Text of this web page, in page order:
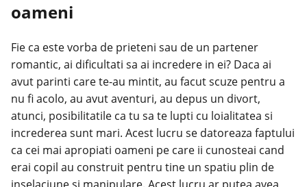
oameni
Fie ca este vorba de prieteni sau de un partener
romantic, ai dificultati sa ai incredere in ei? Daca ai
avut parinti care te-au mintit, au facut scuze pentru a
nu fi acolo, au avut aventuri, au depus un divort,
atunci, posibilitatile ca tu sa te lupti cu loialitatea si
increderea sunt mari. Acest lucru se datoreaza faptului
ca cei mai apropiati oameni pe care ii cunosteai cand
erai copil au construit pentru tine un spatiu plin de